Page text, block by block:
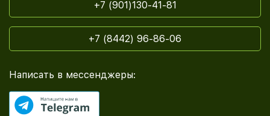
+7 (901)130-41-81
+7 (8442) 96-86-06
Написать в мессенджеры: